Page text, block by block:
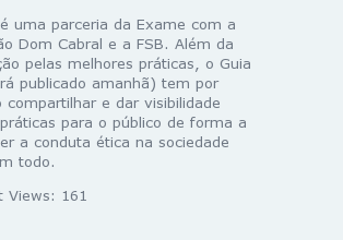
uma parceria da Exame com a
Dom Cabral e a FSB. Além da
pelas melhores práticas, o Guia
publicado amanhã) tem por
compartilhar e dar visibilidade
para o público de forma a
a conduta ética na sociedade
todo.
Views: 161